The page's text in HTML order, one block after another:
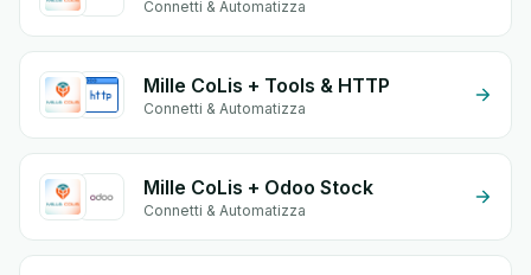
Connetti & Automatizza
Mille CoLis + Tools & HTTP
Connetti & Automatizza
Mille CoLis + Odoo Stock
Connetti & Automatizza